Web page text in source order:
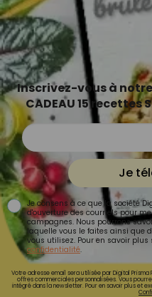
Inscrivez-vous à
CADEAU 15 recettes
Je
Je consens à ce que la société
d'ouverture des courriels pour
campagnes. Nous pourrons
laquelle vous le faites ainsi que
vous utilisez. Pour en savoir
confidentialité.
Votre adresse email sera utilisée par Digital
offres commerciales personnalisées. Vous
intégré dans la newsletter. Pour en savoir plus et